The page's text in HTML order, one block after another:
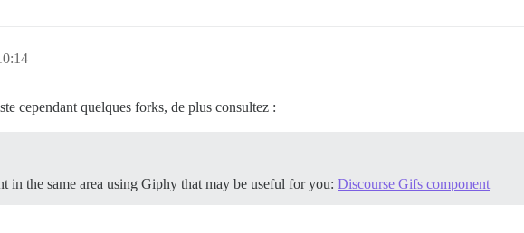
cependant quelques forks, de plus consultez :
in the same area using Giphy that may be useful for you: Discourse Gifs component